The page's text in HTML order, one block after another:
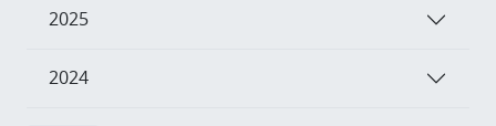
2025
2024